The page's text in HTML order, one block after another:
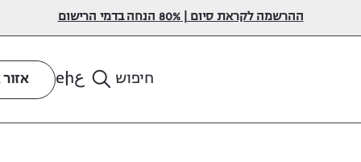
ההרשמה לקראת סיום | 80% הנחה בדמי הרישום
חיפוש عen